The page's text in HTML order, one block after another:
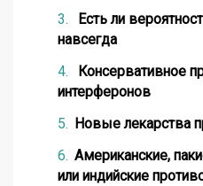
Есть ли
навсегда
Консервативное
интерферонов
Новые лекарства
Американские,
или индийские